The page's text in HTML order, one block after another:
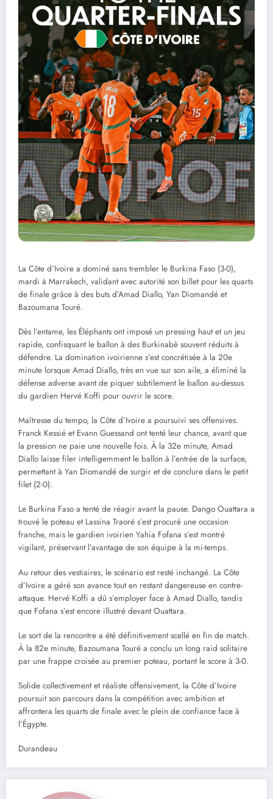
La Côte d’Ivoire a dominé sans trembler le Burkina Faso (3-0),
mardi à Marrakech, validant avec autorité son billet pour les quarts
de finale grâce à des buts d’Amad Diallo, Yan Diomandé et
Bazoumana Touré.
Dès l’entame, les Éléphants ont imposé un pressing haut et un jeu
rapide, confisquant le ballon à des Burkinabè souvent réduits à
défendre. La domination ivoirienne s’est concrétisée à la 20e
minute lorsque Amad Diallo, très en vue sur son aile, a éliminé la
défense adverse avant de piquer subtilement le ballon au-dessus
du gardien Hervé Koffi pour ouvrir le score.
Maîtresse du tempo, la Côte d’Ivoire a poursuivi ses offensives.
Franck Kessié et Evann Guessand ont tenté leur chance, avant que
la pression ne paie une nouvelle fois. À la 32e minute, Amad
Diallo laisse filer intelligemment le ballon à l’entrée de la surface,
permettant à Yan Diomandé de surgir et de conclure dans le petit
filet (2-0).
Le Burkina Faso a tenté de réagir avant la pause. Dango Ouattara a
trouvé le poteau et Lassina Traoré s’est procuré une occasion
franche, mais le gardien ivoirien Yahia Fofana s’est montré
vigilant, préservant l’avantage de son équipe à la mi-temps.
Au retour des vestiaires, le scénario est resté inchangé. La Côte
d’Ivoire a géré son avance tout en restant dangereuse en contre-
attaque. Hervé Koffi a dû s’employer face à Amad Diallo, tandis
que Fofana s’est encore illustré devant Ouattara.
Le sort de la rencontre a été définitivement scellé en fin de match.
À la 82e minute, Bazoumana Touré a conclu un long raid solitaire
par une frappe croisée au premier poteau, portant le score à 3-0.
Solide collectivement et réaliste offensivement, la Côte d’Ivoire
poursuit son parcours dans la compétition avec ambition et
affrontera les quarts de finale avec le plein de confiance face à
l’Égypte.
Durandeau